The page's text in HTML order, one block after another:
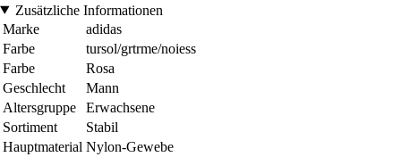
Zusätzliche Informationen
Marke
adidas
Farbe
tursol/grtrme/noiess
Farbe
Rosa
Geschlecht
Mann
Altersgruppe
Erwachsene
Sortiment
Stabil
Hauptmaterial Nylon-Gewebe